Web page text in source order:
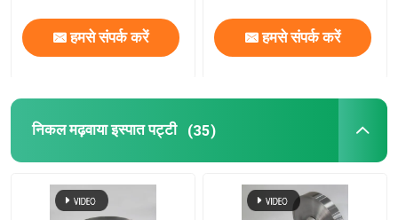
लीड आधारित सोल्डर
लीड फ्री सोल्जर
हमसे संपर्क करें हमसे संपर्क करें
निकल मढ़वाया इस्पात पट्टी (35)